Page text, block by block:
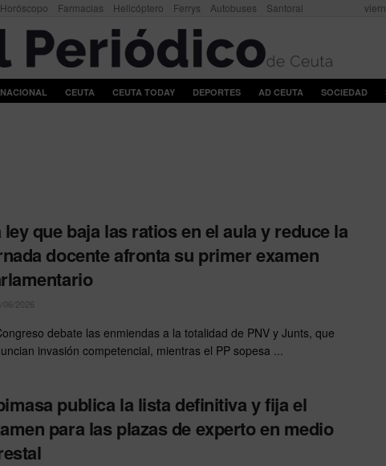
Horóscopo Farmacias Helicóptero Ferrys Autobuses Santoral
CEUTA CEUTA TODAY DEPORTES AD CEUTA SOCIEDAD
ley que baja las ratios en el aula y reduce la
docente afronta su primer examen
2026
debate las enmiendas a la totalidad de PNV y Junts, que
invasión competencial, mientras el PP sopesa ...
publica la lista definitiva y fija el
para las plazas de experto en medio